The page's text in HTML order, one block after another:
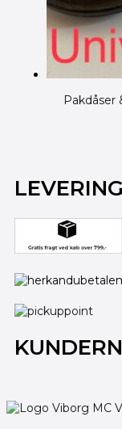
Pakdåser
LEVERING